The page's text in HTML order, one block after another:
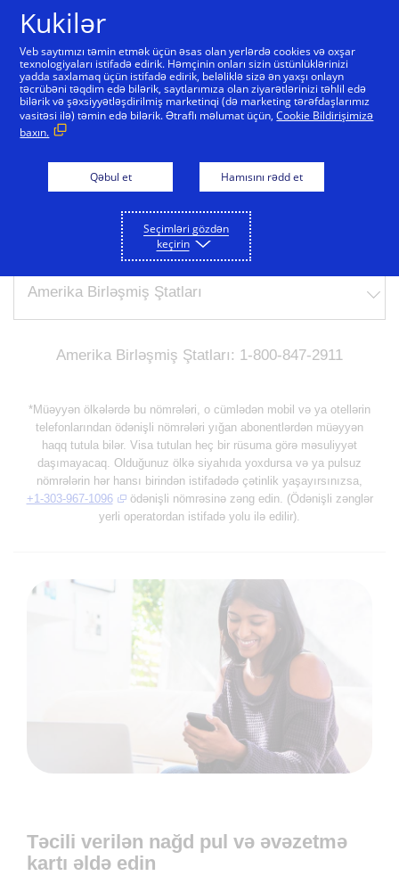
İtmiş, yaxud oğurlanmış
kart və ya fırıldaqçılıq
barədə məlumat verin
Select the country you are calling from
Amerika Birləşmiş Ştatları: 1-800-847-2911
*Müəyyən ölkələrdə bu nömrələri, o cümlədən mobil və ya otellərin
telefonlarından ödənişli nömrələri yığan abonentlərdən müəyyən
haqq tutula bilər. Visa tutulan heç bir rüsuma görə məsuliyyət
daşımayacaq. Olduğunuz ölkə siyahıda yoxdursa və ya pulsuz
nömrələrin hər hansı birindən istifadədə çətinlik yaşayırsınızsa,
+1-303-967-1096
ödənişli nömrəsinə zəng edin. (Ödənişli zənglər
yerli operatordan istifadə yolu ilə edilir).
Təcili verilən nağd pul və əvəzetmə
kartı əldə edin
Kukilər
Veb saytımızı təmin etmək üçün əsas olan yerlərdə cookies və oxşar
texnologiyaları istifadə edirik. Həmçinin onları sizin üstünlüklərinizi
yadda saxlamaq üçün istifadə edirik, beləliklə sizə ən yaxşı onlayn
təcrübəni təqdim edə bilərik, saytlarımıza olan ziyarətlərinizi təhlil edə
bilərik və şəxsiyyətləşdirilmiş marketinqi (də marketing tərəfdaşlarımız
vasitəsi ilə) təmin edə bilərik. Ətraflı məlumat üçün,Cookie Bildirişimizə
baxın.
Qəbul et Hamısını rədd et
Seçimləri gözdən
keçirin